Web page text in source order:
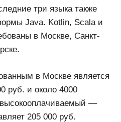
три языка также
Java. Kotlin, Scala и
в Москве, Санкт-
в Москве является
руб. и около 4000
—
205 000 руб.